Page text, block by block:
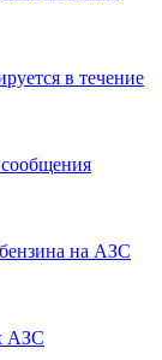
в течение
на АЗС
АЗС